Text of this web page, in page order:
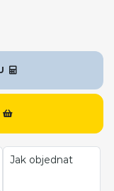
Jak objednat